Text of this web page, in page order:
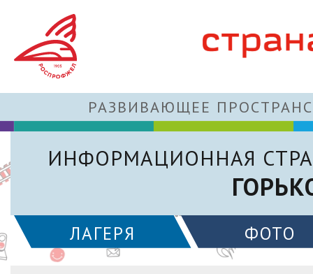
РАЗВИВАЮЩЕЕ
ИНФОРМАЦИОННАЯ
ЛАГЕРЯ ФОТО